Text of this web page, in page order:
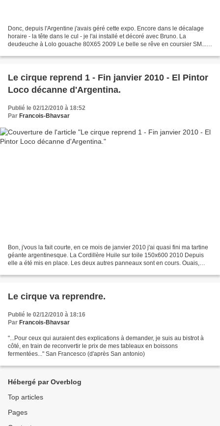
Donc, depuis l'Argentine j'avais géré cette expo. Encore dans le décalage
horaire - la tête dans le cul - je l'ai installé et décoré avec Bruno. La
deudeuche à Lolo gouache 80X65 2009 Le belle se rêve en coursier SM...
Le cirque reprend 1 - Fin janvier 2010 - El Pintor
Loco décanne d'Argentina.
Publié le 02/12/2010 à 18:52
Par Francois-Bhavsar
Bon, j'vous la fait courte, en ce mois de janvier 2010 j'ai quasi fini ma tartine
géante argentinesque. La Cordillère Huile sur toile 150x600 2010 Depuis
elle a été mis en place. Les deux autres panneaux sont en cours. Ouais,
Le cirque va reprendre.
Publié le 02/12/2010 à 18:16
Par Francois-Bhavsar
"...Pour ceux qui auraient des explications à demander, je suis au bistrot à
côté, en train de reconvertir le prix de mes tableaux en boissons
fermentées..." San Francesco (d'après San antonio)
Hébergé par Overblog
Top articles
Pages